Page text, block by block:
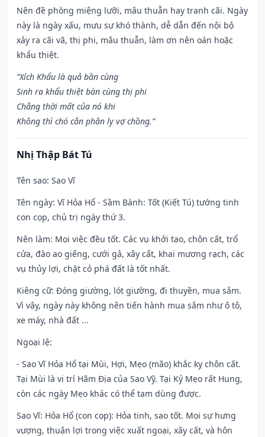
Nên đề phòng miệng lưỡi, mâu thuẫn hay tranh cãi. Ngày
này là ngày xấu, mưu sự khó thành, dễ dẫn đến nội bộ
xảy ra cãi vã, thị phi, mâu thuẫn, làm ơn nên oán hoặc
khẩu thiệt.
“Xích Khẩu là quả bần cùng
Sinh ra khẩu thiệt bàn cùng thị phi
Chẳng thời mất của nó khi
Không thì chó cắn phân ly vợ chồng.”
Nhị Thập Bát Tú
Tên sao: Sao Vĩ
Tên ngày: Vĩ Hỏa Hổ - Sầm Bành: Tốt (Kiết Tú) tướng tinh
con cọp, chủ trị ngày thứ 3.
Nên làm: Mọi việc đều tốt. Các vụ khởi tạo, chôn cất, trổ
cửa, đào ao giếng, cưới gả, xây cất, khai mương rạch, các
vụ thủy lợi, chặt cỏ phá đất là tốt nhất.
Kiêng cữ: Đóng giường, lót giường, đi thuyền, mua sắm.
Vì vậy, ngày này không nên tiến hành mua sắm như ô tô,
xe máy, nhà đất ...
Ngoại lệ:
- Sao Vĩ Hỏa Hổ tại Mùi, Hợi, Mẹo (mão) khắc kỵ chôn cất.
Tại Mùi là vị trí Hãm Địa của Sao Vỹ. Tại Kỷ Mẹo rất Hung,
còn các ngày Mẹo khác có thể tạm dùng được.
Sao Vĩ: Hỏa Hổ (con cọp): Hỏa tinh, sao tốt. Mọi sự hưng
vượng, thuận lợi trong việc xuất ngoại, xây cất, và hôn